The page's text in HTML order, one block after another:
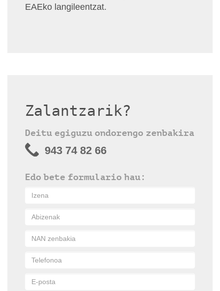
EAEko langileentzat.
Zalantzarik?
Deitu egiguzu ondorengo zenbakira
943 74 82 66
Edo bete formulario hau: